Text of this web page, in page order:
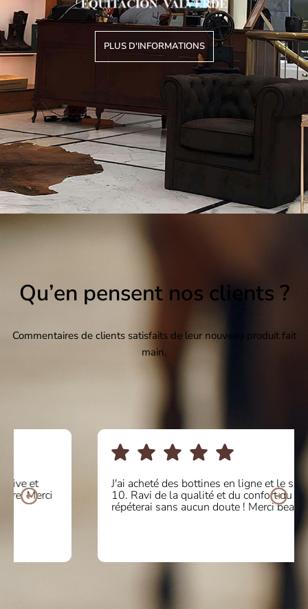
PLUS D'INFORMATIONS
Qu’en pensent nos clients ?
Commentaires de clients satisfaits de leur nouveau produit fait
main.
J'ai acheté des bottines en ligne et le service était de
10. Ravi de la qualité et du confort du produit. Je
répéterai sans aucun doute ! Merci beaucoup